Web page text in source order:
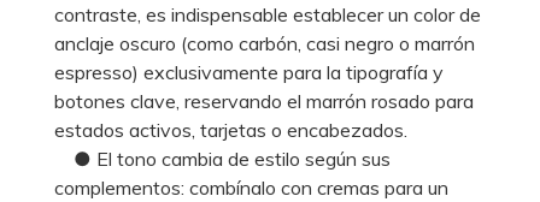
contraste, es indispensable establecer un color de
anclaje oscuro (como carbón, casi negro o marrón
espresso) exclusivamente para la tipografía y
botones clave, reservando el marrón rosado para
estados activos, tarjetas o encabezados.
● El tono cambia de estilo según sus
complementos: combínalo con cremas para un